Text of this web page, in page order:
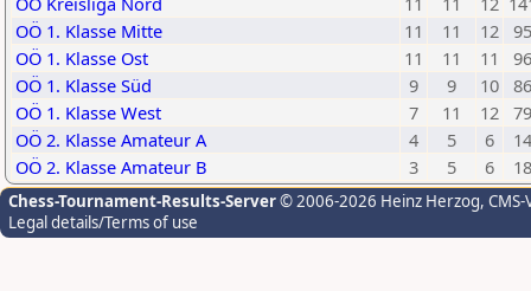
OÖ 1. Klasse Mitte
11 11 12 95
OÖ 1. Klasse Ost
11 11 11
96
OÖ 1. Klasse Süd
9 9 10 86
OÖ 1. Klasse West
7 11 12 79
OÖ 2. Klasse Amateur A
4 5 6
14
OÖ 2. Klasse Amateur B
3 5 6 18
Chess-Tournament-Results-Server© 2006-2026 Heinz Herzog,
Legal details/Terms of use